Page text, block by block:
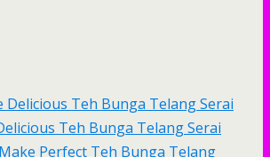
Teh Bunga Telang Serai